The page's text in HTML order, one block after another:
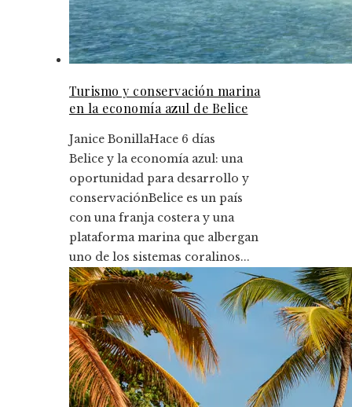
Turismo y conservación marina
en la economía azul de Belice
Janice BonillaHace 6 días
Belice y la economía azul: una
oportunidad para desarrollo y
conservaciónBelice es un país
con una franja costera y una
plataforma marina que albergan
uno de los sistemas coralinos...